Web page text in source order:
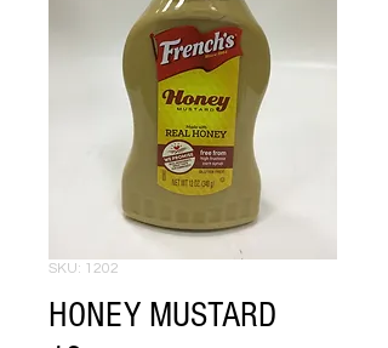
SKU: 1202
HONEY MUSTARD